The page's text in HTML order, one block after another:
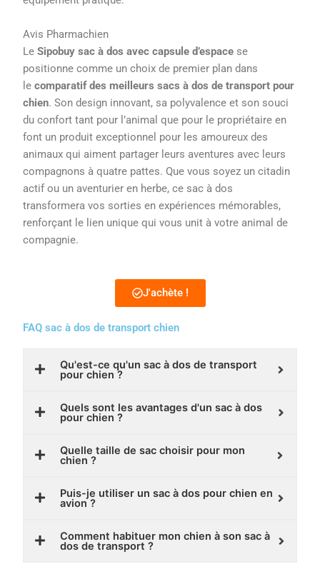
Avis Pharmachien
LeSipobuy sac à dos avec capsule d’espace se
positionne comme un choix de premier plan dans
lecomparatif des meilleurs sacs à dos de transport pour
chien. Son design innovant, sa polyvalence et son souci
du confort tant pour l’animal que pour le propriétaire en
font un produit exceptionnel pour les amoureux des
animaux qui aiment partager leurs aventures avec leurs
compagnons à quatre pattes. Que vous soyez un citadin
actif ou un aventurier en herbe, ce sac à dos
transformera vos sorties en expériences mémorables,
renforçant le lien unique qui vous unit à votre animal de
compagnie.
J'achète !
FAQ sac à dos de transport chien
Qu'est-ce qu'un sac à dos de transport
pour chien ?
Quels sont les avantages d'un sac à dos
pour chien ?
Quelle taille de sac choisir pour mon
chien ?
Puis-je utiliser un sac à dos pour chien en
avion ?
Comment habituer mon chien à son sac à
dos de transport ?